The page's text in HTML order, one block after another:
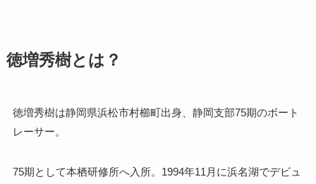
徳増秀樹とは？
徳増秀樹は静岡県浜松市村櫛町出身、静岡支部75期のボート
レーサー。
75期として本栖研修所へ入所。1994年11月に浜名湖でデビュ